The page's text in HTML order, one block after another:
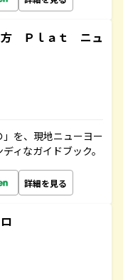
Ｐｌａｔ ニュ
」を、現地ニューヨー
ィなガイドブック。
詳細を見る